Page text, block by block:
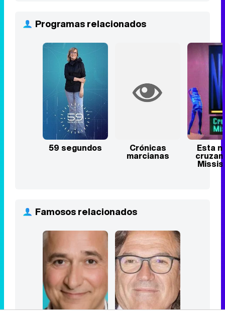
Programas relacionados
59 segundos Crónicas
marcianas
Esta
Famosos relacionados